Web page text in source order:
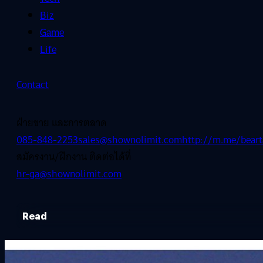
Biz
Game
Life
Contact
ฝ่ายขาย และการตลาด
085-848-2253sales@shownolimit.comhttp://m.me/
สมัครงาน/ฝึกงาน ติดต่อได้ที่
hr-ga@shownolimit.com
Read